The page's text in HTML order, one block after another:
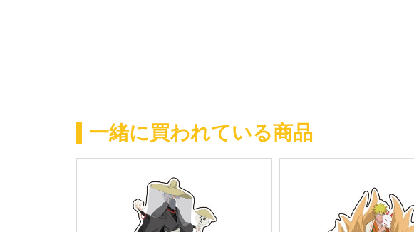
一緒に買われている商品